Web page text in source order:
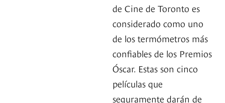
de Cine de Toronto es
considerado como uno
de los termómetros más
confiables de los Premios
Óscar. Estas son cinco
películas que
seguramente darán de